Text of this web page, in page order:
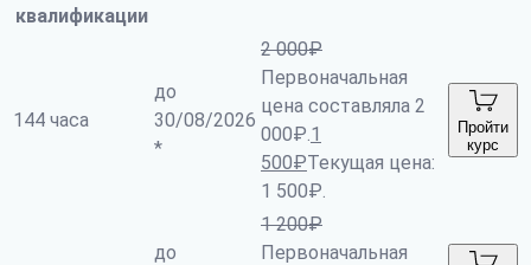
квалификации
144 часа
до
30/08/2026
*
2 000₽
Первоначальная
цена составляла 2
000₽.1
500₽Текущая цена:
1 500₽.
Пройти
курс
до
1 200₽
Первоначальная